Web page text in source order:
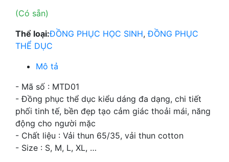
(Có sẵn)
Thể loại:ĐỒNG PHỤC HỌC SINH,ĐỒNG PHỤC
THỂ DỤC
Mô tả
- Mã số : MTD01
- Đồng phục thể dục kiểu dáng đa dạng, chi tiết
phối tinh tế, bền đẹp tạo cảm giác thoải mái, năng
động cho người mặc
- Chất liệu : Vải thun 65/35, vải thun cotton
- Size : S, M, L, XL, …